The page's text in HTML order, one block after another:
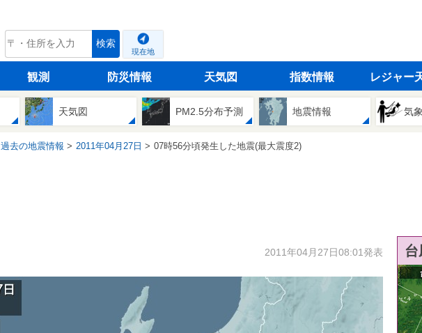
tenki.jp 検索
現在地
観測 防災情報 天気図 指数情報 レジャー
天気図 PM2.5分布予測 地震情報 気
過去の地震情報 2011年04月27日 07時56分頃発生した地震(最大震度2)
2011年04月27日08:01発表